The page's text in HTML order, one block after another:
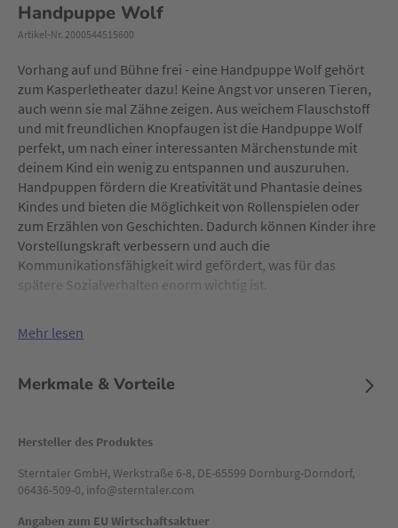
Handpuppe Wolf
Artikel-Nr. 2000544515600
Vorhang auf und Bühne frei - eine Handpuppe Wolf gehört
zum Kasperletheater dazu! Keine Angst vor unseren Tieren,
auch wenn sie mal Zähne zeigen. Aus weichem Flauschstoff
und mit freundlichen Knopfaugen ist die Handpuppe Wolf
perfekt, um nach einer interessanten Märchenstunde mit
deinem Kind ein wenig zu entspannen und auszuruhen.
Handpuppen fördern die Kreativität und Phantasie deines
Kindes und bieten die Möglichkeit von Rollenspielen oder
zum Erzählen von Geschichten. Dadurch können Kinder ihre
Vorstellungskraft verbessern und auch die
Kommunikationsfähigkeit wird gefördert, was für das
spätere Sozialverhalten enorm wichtig ist.
Mehr lesen
Merkmale & Vorteile
Hersteller des Produktes
Sterntaler GmbH, Werkstraße 6-8, DE-65599 Dornburg-Dorndorf,
06436-509-0, info@sterntaler.com
Angaben zum EU Wirtschaftsaktuer